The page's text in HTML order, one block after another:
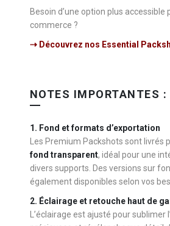
Besoin d’une option plus accessible
commerce ?
⇢ Découvrez nos Essential
NOTES IMPORTANTES :
1. Fond et formats d’exportation
Les Premium Packshots sont livrés
fond transparent, idéal pour une
divers supports. Des versions sur
également disponibles selon vos
2. Éclairage et retouche haut de
L’éclairage est ajusté pour sublimer